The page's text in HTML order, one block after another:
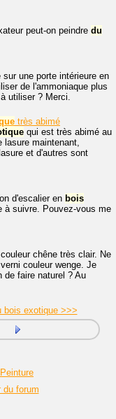
peut-on peindre du
une porte intérieure en
de l'ammoniaque plus
utiliser ? Merci.
très abimé
qui est très abimé au
lasure maintenant,
et d'autres sont
d'escalier en bois
à suivre. Pouvez-vous me
chêne très clair. Ne
verni couleur wenge. Je
de faire naturel ? Au
bois exotique >>>
du forum